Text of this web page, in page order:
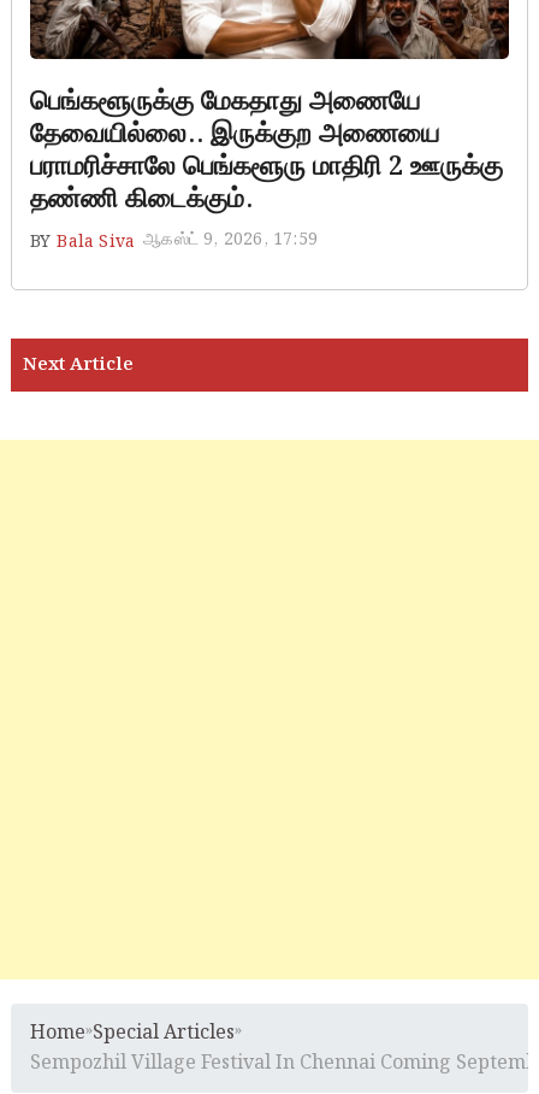
பெங்களூருக்கு மேகதாது அணையே
தேவையில்லை.. இருக்குற அணையை
பராமரிச்சாலே பெங்களூரு மாதிரி 2 ஊருக்கு
தண்ணி கிடைக்கும்.
BY Bala Siva ஆகஸ்ட் 9, 2026, 17:59
Home»Special Articles»
Sempozhil Village Festival In Chennai Coming